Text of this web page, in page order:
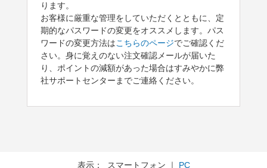
ります。
お客様に厳重な管理をしていただくとともに、定
期的なパスワードの変更をオススメします。パス
ワードの変更方法はこちらのページでご確認くだ
さい。身に覚えのない注文確認メールが届いた
り、ポイントの減額があった場合はすみやかに弊
社サポートセンターまでご連絡ください。
表示： スマートフォン ｜ PC